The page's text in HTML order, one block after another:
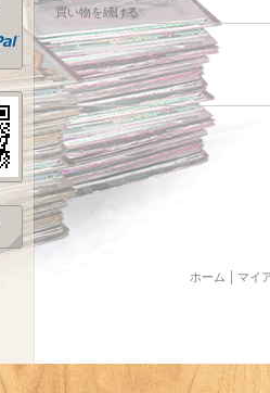
買い物を続ける
ホーム マイ